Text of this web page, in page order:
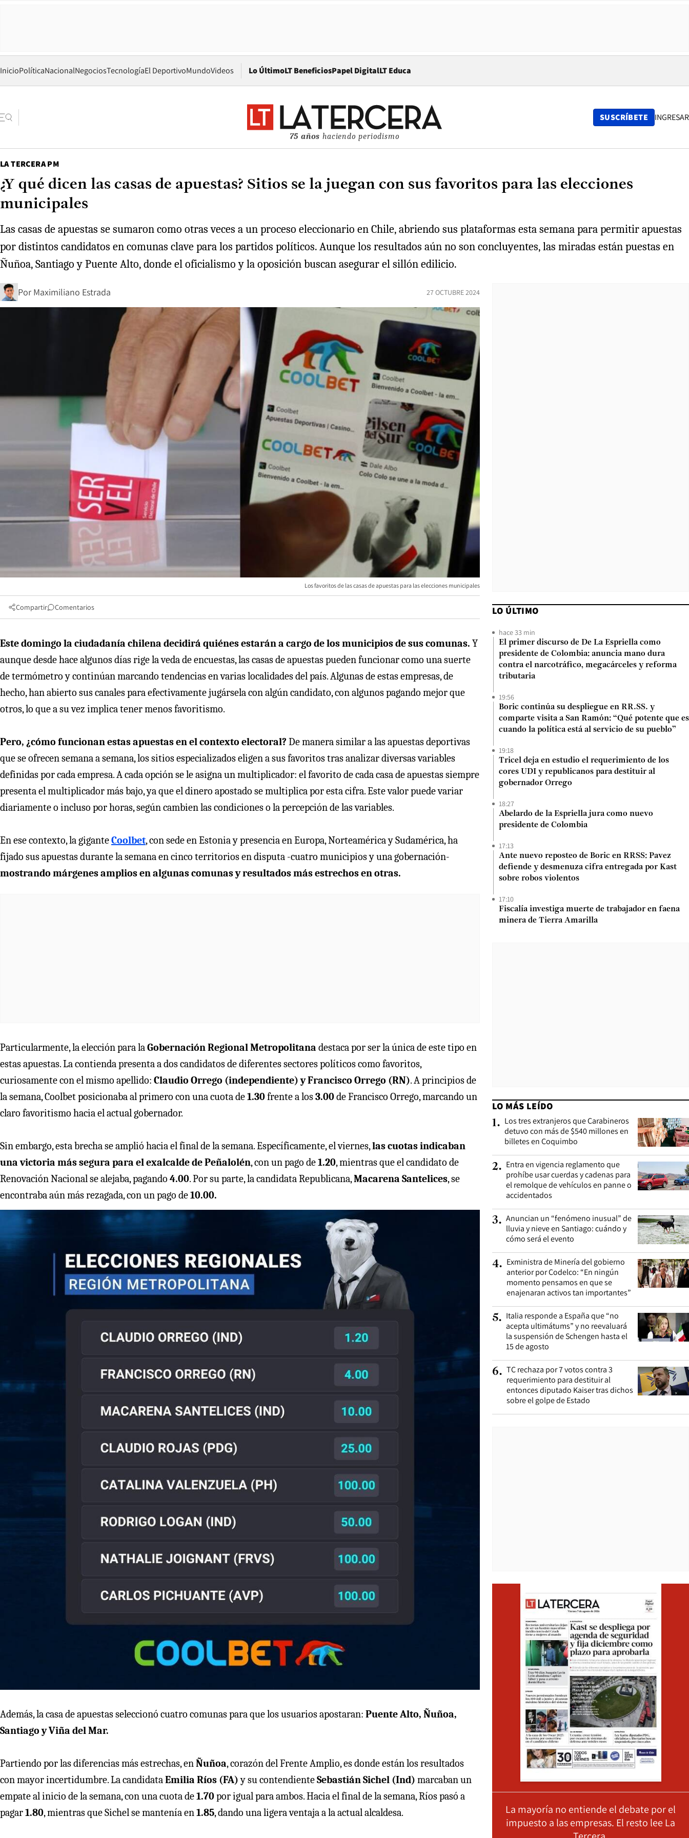
InicioPolíticaNacionalNegociosTecnologíaEl DeportivoMundoVideos Lo ÚltimoLT BeneficiosPapel DigitalOpens in new window
LT Educa
75 años haciendo periodismo
SUSCRÍBETE INGRESAR
LA TERCERA PM
¿Y qué dicen las casas de apuestas? Sitios se la juegan con sus favoritos para las elecciones
municipales
Las casas de apuestas se sumaron como otras veces a un proceso eleccionario en Chile, abriendo sus plataformas esta semana para permitir apuestas
por distintos candidatos en comunas clave para los partidos políticos. Aunque los resultados aún no son concluyentes, las miradas están puestas en
Ñuñoa, Santiago y Puente Alto, donde el oficialismo y la oposición buscan asegurar el sillón edilicio.
Por Maximiliano Estrada 27 OCTUBRE 2024
Los favoritos de las casas de apuestas para las elecciones municipales
Compartir Comentarios
Este domingo la ciudadanía chilena decidirá quiénes estarán a cargo de los municipios de sus comunas. Y
aunque desde hace algunos días rige la veda de encuestas, las casas de apuestas pueden funcionar como una suerte
de termómetro y continúan marcando tendencias en varias localidades del país. Algunas de estas empresas, de
hecho, han abierto sus canales para efectivamente jugársela con algún candidato, con algunos pagando mejor que
otros, lo que a su vez implica tener menos favoritismo.
Pero, ¿cómo funcionan estas apuestas en el contexto electoral? De manera similar a las apuestas deportivas
que se ofrecen semana a semana, los sitios especializados eligen a sus favoritos tras analizar diversas variables
definidas por cada empresa. A cada opción se le asigna un multiplicador: el favorito de cada casa de apuestas siempre
presenta el multiplicador más bajo, ya que el dinero apostado se multiplica por esta cifra. Este valor puede variar
diariamente o incluso por horas, según cambien las condiciones o la percepción de las variables.
En ese contexto, la giganteCoolbet, con sede en Estonia y presencia en Europa, Norteamérica y Sudamérica, ha
fijado sus apuestas durante la semana en cinco territorios en disputa -cuatro municipios y una gobernación-
mostrando márgenes amplios en algunas comunas y resultados más estrechos en otras.
Particularmente, la elección para laGobernación Regional Metropolitana destaca por ser la única de este tipo en
estas apuestas. La contienda presenta a dos candidatos de diferentes sectores políticos como favoritos,
curiosamente con el mismo apellido: Claudio Orrego (independiente) y Francisco Orrego (RN). A principios de
la semana, Coolbet posicionaba al primero con una cuota de1.30frente a los3.00de Francisco Orrego, marcando un
claro favoritismo hacia el actual gobernador.
Sin embargo, esta brecha se amplió hacia el final de la semana. Específicamente, el viernes,las cuotas indicaban
una victoria más segura para el exalcalde de Peñalolén, con un pago de1.20, mientras que el candidato de
Renovación Nacional se alejaba, pagando 4.00. Por su parte, la candidata Republicana,Macarena Santelices, se
encontraba aún más rezagada, con un pago de10.00.
Además, la casa de apuestas seleccionó cuatro comunas para que los usuarios apostaran: Puente Alto, Ñuñoa,
Santiago y Viña del Mar.
Partiendo por las diferencias más estrechas, enÑuñoa, corazón del Frente Amplio, es donde están los resultados
con mayor incertidumbre. La candidataEmilia Ríos (FA)y su contendienteSebastián Sichel (Ind) marcaban un
empate al inicio de la semana, con una cuota de1.70por igual para ambos. Hacia el final de la semana, Ríos pasó a
pagar1.80, mientras que Sichel se mantenía en1.85, dando una ligera ventaja a la actual alcaldesa.
LO ÚLTIMO
hace 33 min
El primer discurso de De La Espriella como
presidente de Colombia: anuncia mano dura
contra el narcotráfico, megacárceles y reforma
tributaria
19:56
Boric continúa su despliegue en RR.SS. y
comparte visita a San Ramón: “Qué potente que es
cuando la política está al servicio de su pueblo”
19:18
Tricel deja en estudio el requerimiento de los
cores UDI y republicanos para destituir al
gobernador Orrego
18:27
Abelardo de la Espriella jura como nuevo
presidente de Colombia
17:13
Ante nuevo reposteo de Boric en RRSS: Pavez
defiende y desmenuza cifra entregada por Kast
sobre robos violentos
17:10
Fiscalía investiga muerte de trabajador en faena
minera de Tierra Amarilla
LO MÁS LEÍDO
1. Los tres extranjeros que Carabineros
detuvo con más de $540 millones en
billetes en Coquimbo
2. Entra en vigencia reglamento que
prohíbe usar cuerdas y cadenas para
el remolque de vehículos en panne o
accidentados
3. Anuncian un “fenómeno inusual” de
lluvia y nieve en Santiago: cuándo y
cómo será el evento
4. Exministra de Minería del gobierno
anterior por Codelco: “En ningún
momento pensamos en que se
enajenaran activos tan importantes”
5. Italia responde a España que “no
acepta ultimátums” y no reevaluará
la suspensión de Schengen hasta el
15 de agosto
6. TC rechaza por 7 votos contra 3
requerimiento para destituir al
entonces diputado Kaiser tras dichos
sobre el golpe de Estado
La mayoría no entiende el debate por el
impuesto a las empresas. El resto lee La